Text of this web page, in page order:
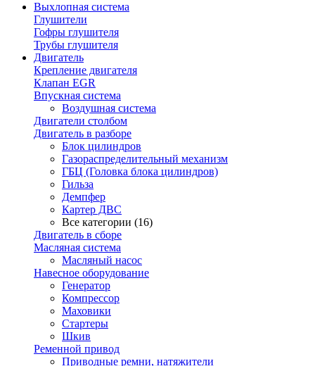
Выхлопная система
Глушители
Гофры глушителя
Трубы глушителя
Двигатель
Крепление двигателя
Клапан EGR
Впускная система
Воздушная система
Двигатели столбом
Двигатель в разборе
Блок цилиндров
Газораспределительный механизм
ГБЦ (Головка блока цилиндров)
Гильза
Демпфер
Картер ДВС
Все категории (16)
Двигатель в сборе
Масляная система
Масляный насос
Навесное оборудование
Генератор
Компрессор
Маховики
Стартеры
Шкив
Ременной привод
Приводные ремни, натяжители